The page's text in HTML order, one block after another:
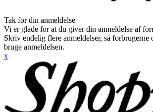
Tak for din anmeldelse
Vi er glade for at du giver din anmeldelse af
Skriv endelig flere anmeldelser, så forbrugerne
bruge anmeldelsen.
x